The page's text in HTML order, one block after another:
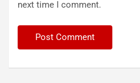
next time I comment.